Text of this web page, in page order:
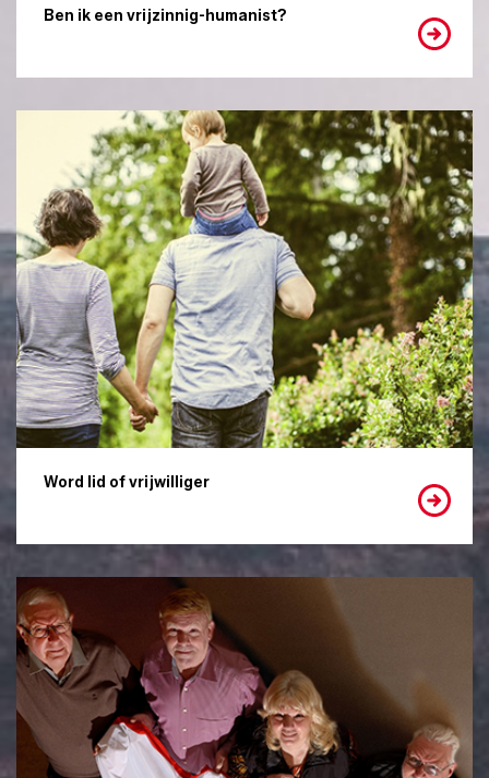
Ben ik een vrijzinnig-humanist?
Word lid of vrijwilliger